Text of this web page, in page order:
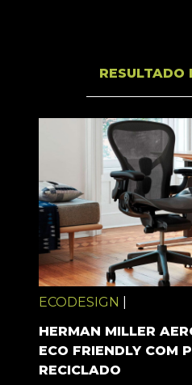
RESULTADO
ECODESIGN
HERMAN MILLER
ECO FRIENDLY COM
RECICLADO